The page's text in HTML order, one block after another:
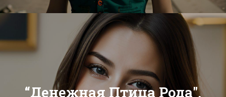
“Денежная Птица Рода".